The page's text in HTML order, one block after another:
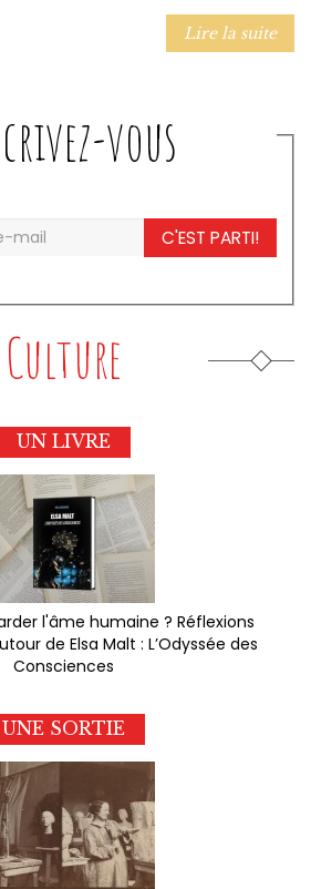
Lire la suite
vous
C'EST PARTI!
Culture
UN LIVRE
l'âme humaine ? Réflexions
de Elsa Malt : L’Odyssée des
Consciences
UNE SORTIE